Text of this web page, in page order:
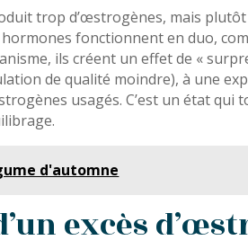
trop d’œstrogènes, mais plutôt
hormones fonctionnent en duo,
ils créent un effet de «
de qualité moindre), à une
usagés. C’est un état qui
d'automne
excès